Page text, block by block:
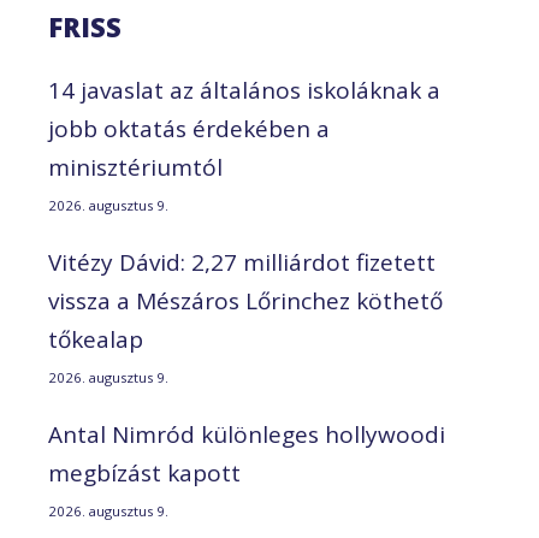
FRISS
14 javaslat az általános iskoláknak a
jobb oktatás érdekében a
minisztériumtól
2026. augusztus 9.
Vitézy Dávid: 2,27 milliárdot fizetett
vissza a Mészáros Lőrinchez köthető
tőkealap
2026. augusztus 9.
Antal Nimród különleges hollywoodi
megbízást kapott
2026. augusztus 9.